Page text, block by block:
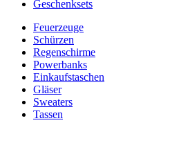
Geschenksets
Feuerzeuge
Schürzen
Regenschirme
Powerbanks
Einkaufstaschen
Gläser
Sweaters
Tassen